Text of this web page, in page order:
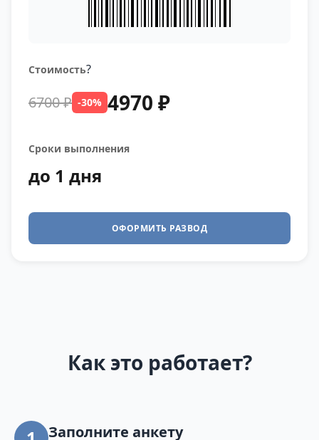
Стоимость?
6700 ₽ -30% 4970 ₽
Сроки выполнения
до 1 дня
ОФОРМИТЬ РАЗВОД
Как это работает?
Заполните анкету